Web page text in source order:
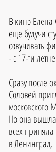
В кино Елена
еще будучи
озвучивать
- с 17-ти
Сразу после
Соловей
московского
Но она
всех
в Ленинград.